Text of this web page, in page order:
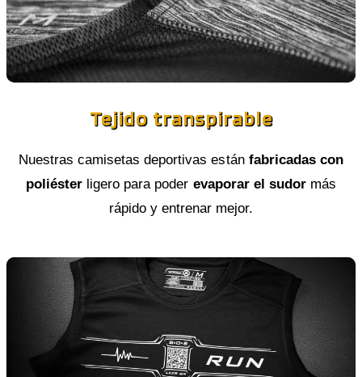
Tejido transpirable
Nuestras camisetas deportivas estánfabricadas con
poliéster ligero para poder evaporar el sudor más
rápido y entrenar mejor.